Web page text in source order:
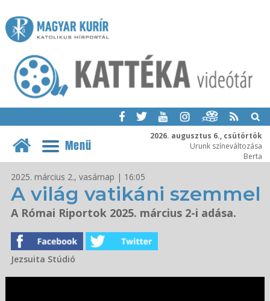
2026. augusztus 6., csütörtök
Urunk színeváltozása
Berta
Menü
2025. március 2., vasárnap | 16:05
A világ vatikáni szemmel
A Római Riportok 2025. március 2-i adása.
Jezsuita Stúdió